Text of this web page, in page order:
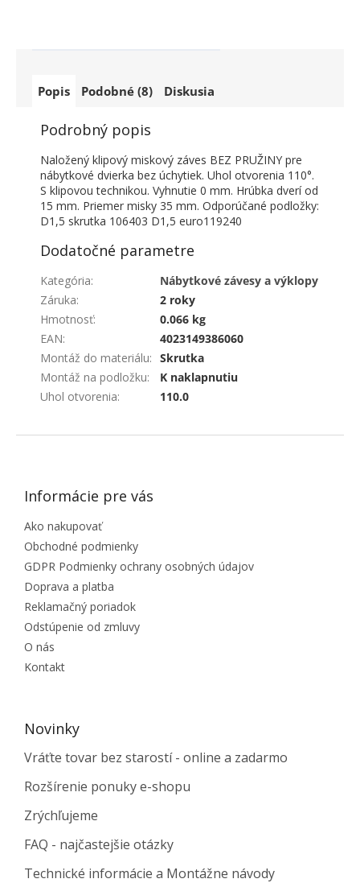
Popis Podobné (8) Diskusia
Podrobný popis
Naložený klipový miskový záves BEZ PRUŽINY pre
nábytkové dvierka bez úchytiek. Uhol otvorenia 110°.
S klipovou technikou. Vyhnutie 0 mm. Hrúbka dverí od
15 mm. Priemer misky 35 mm. Odporúčané podložky:
D1,5 skrutka 106403 D1,5 euro119240
Dodatočné parametre
Kategória:
Nábytkové závesy a výklopy
Záruka:
2 roky
Hmotnosť:
0.066 kg
EAN:
4023149386060
Montáž do materiálu: Skrutka
Montáž na podložku:
K naklapnutiu
Uhol otvorenia: 110.0
ZÁPÄTIE
Informácie pre vás
Ako nakupovať
Obchodné podmienky
GDPR Podmienky ochrany osobných údajov
Doprava a platba
Reklamačný poriadok
Odstúpenie od zmluvy
O nás
Kontakt
Novinky
Vráťte tovar bez starostí - online a zadarmo
Rozšírenie ponuky e-shopu
Zrýchľujeme
FAQ - najčastejšie otázky
Technické informácie a Montážne návody